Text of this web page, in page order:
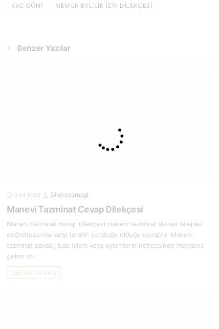
KAÇ GÜN? MEMUR EVLILIK IZIN DILEKÇESI
Benzer Yazılar
5 yıl önce Dilekceornegi
Manevi Tazminat Cevap Dilekçesi
Manevi tazminat cevap dilekçesi manevi tazminat davası talepleri
doğrultusunda karşı tarafın sunduğu olduğu cevaptır. Manevi
tazminat davası, bazı işlem veya eylemlerin neticesinde meydana
gelen ve...
DEVAMINI OKU